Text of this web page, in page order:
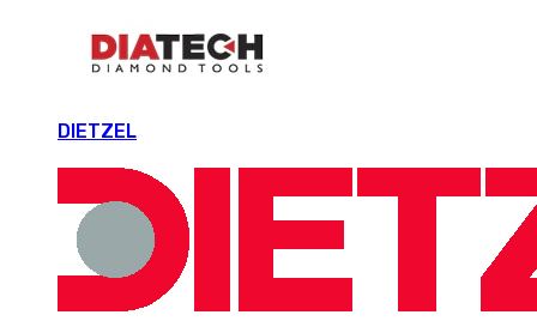
DIETZEL